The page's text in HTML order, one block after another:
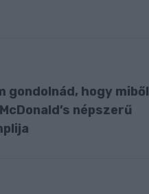
gondolnád, hogy miből
népszerű